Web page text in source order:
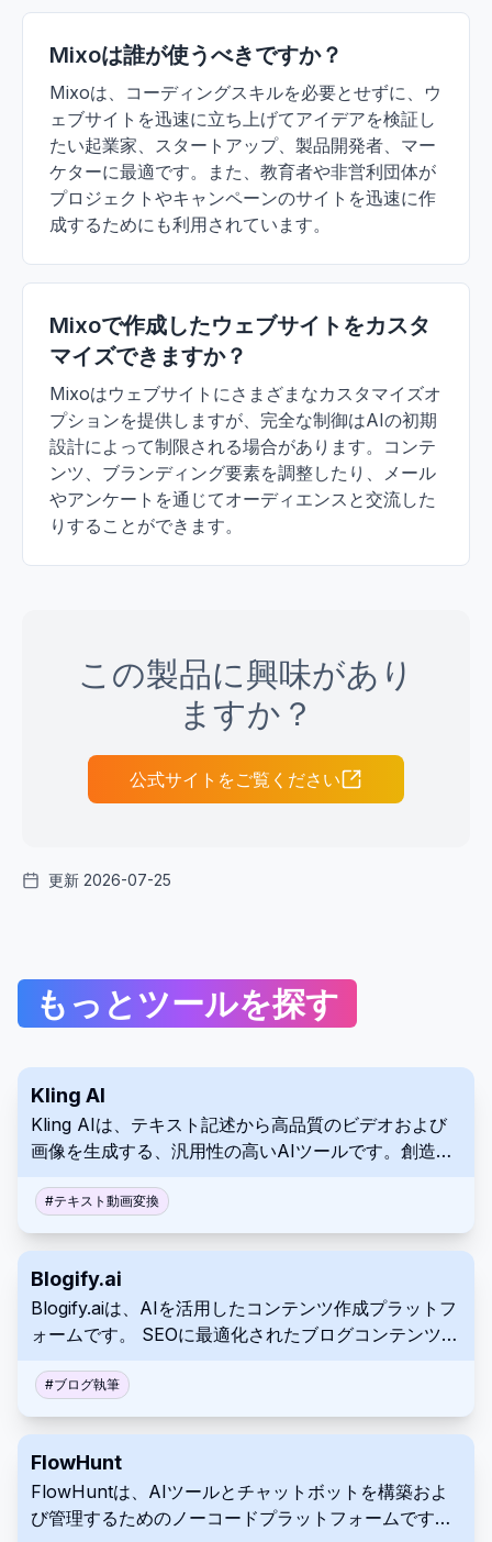
Mixoは誰が使うべきですか？
Mixoは、コーディングスキルを必要とせずに、ウ
ェブサイトを迅速に立ち上げてアイデアを検証し
たい起業家、スタートアップ、製品開発者、マー
ケターに最適です。また、教育者や非営利団体が
プロジェクトやキャンペーンのサイトを迅速に作
成するためにも利用されています。
Mixoで作成したウェブサイトをカスタ
マイズできますか？
Mixoはウェブサイトにさまざまなカスタマイズオ
プションを提供しますが、完全な制御はAIの初期
設計によって制限される場合があります。コンテ
ンツ、ブランディング要素を調整したり、メール
やアンケートを通じてオーディエンスと交流した
りすることができます。
この製品に興味があり
ますか？
公式サイトをご覧ください
更新 2026-07-25
もっとツールを探す
Kling AI
Kling AIは、テキスト記述から高品質のビデオおよび
画像を生成する、汎用性の高いAIツールです。創造的
クを自動化するAI機能によりコンテンツ作成を効率化
し、静止画像からビデオへのダイナミックな変換、静
他の革新的な画像/ビデオ作成ワークフローを提供しま
す。
#テキスト動画変換
Blogify.ai
Blogify.aiは、AIを活用したコンテンツ作成プラットフ
ォームです。 SEOに最適化されたブログコンテンツを
します。 高度なAIにより、このソフトウェアはSEO最
適化や多言語コンテンツのサポートなど、さまざまな
筆できます。
#ブログ執筆
FlowHunt
FlowHuntは、AIツールとチャットボットを構築およ
び管理するためのノーコードプラットフォームです。